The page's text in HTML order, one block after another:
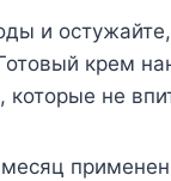
и
крем
не